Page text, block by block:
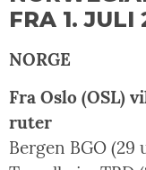
FRA 1. JULI
NORGE
Fra Oslo (OSL)
ruter
Bergen BGO (29